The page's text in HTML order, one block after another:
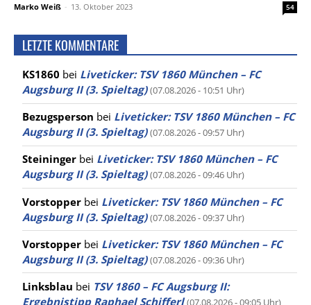
Marko Weiß - 13. Oktober 2023 54
LETZTE KOMMENTARE
KS1860 bei Liveticker: TSV 1860 München – FC
Augsburg II (3. Spieltag) (07.08.2026 - 10:51 Uhr)
Bezugsperson bei Liveticker: TSV 1860 München – FC
Augsburg II (3. Spieltag) (07.08.2026 - 09:57 Uhr)
Steininger bei Liveticker: TSV 1860 München – FC
Augsburg II (3. Spieltag) (07.08.2026 - 09:46 Uhr)
Vorstopper bei Liveticker: TSV 1860 München – FC
Augsburg II (3. Spieltag) (07.08.2026 - 09:37 Uhr)
Vorstopper bei Liveticker: TSV 1860 München – FC
Augsburg II (3. Spieltag) (07.08.2026 - 09:36 Uhr)
Linksblau bei TSV 1860 – FC Augsburg II:
Ergebnistipp Raphael Schifferl (07.08.2026 - 09:05 Uhr)